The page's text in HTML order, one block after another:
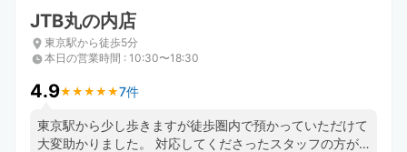
JTB丸の内店
東京駅から徒歩5分
本日の営業時間 : 10:30〜18:30
4.9★ ★ ★ ★ ★
★ ★ ★ ★ ★7件
東京駅から少し歩きますが徒歩圏内で預かっていただけて
大変助かりました。 対応してくださったスタッフの方が